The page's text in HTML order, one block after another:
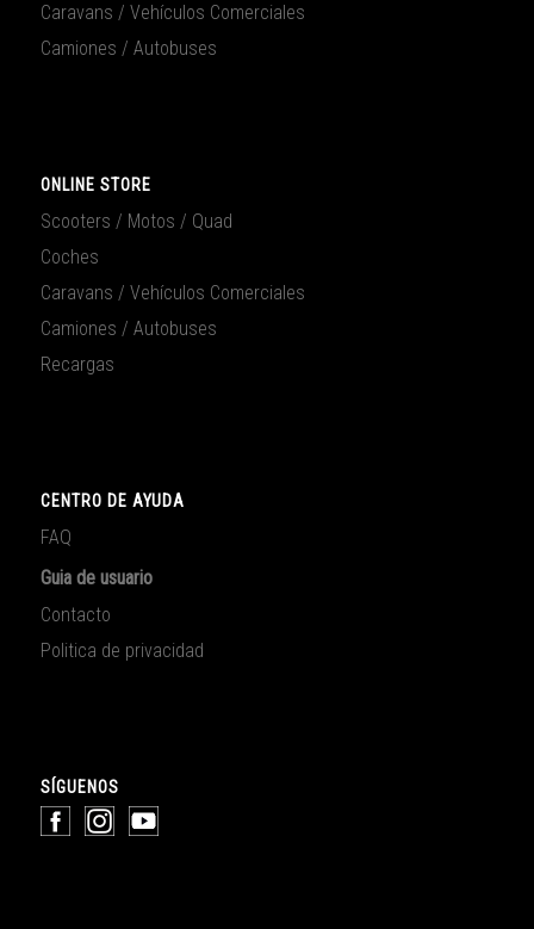
Caravans / Vehículos Comerciales
Camiones / Autobuses
ONLINE STORE
Scooters / Motos / Quad
Coches
Caravans / Vehículos Comerciales
Camiones / Autobuses
Recargas
CENTRO DE AYUDA
FAQ
Guia de usuario
Contacto
Politica de privacidad
SÍGUENOS